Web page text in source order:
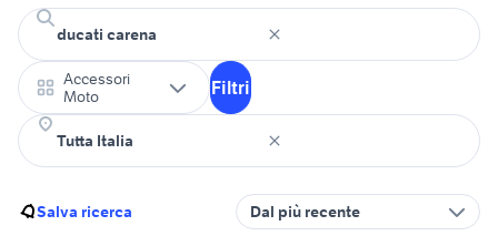
Accessori
Moto
Filtri
Salva ricerca Dal più recente